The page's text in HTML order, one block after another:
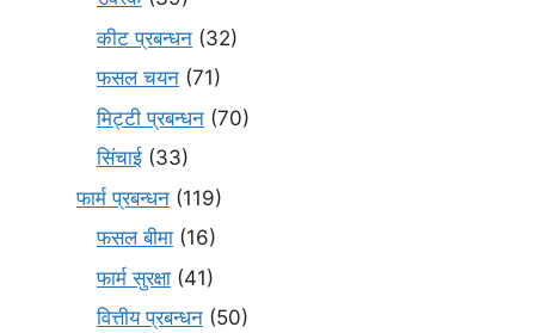
कीट प्रबन्धन (32)
फसल चयन (71)
मि‌ट्टी प्रबन्धन (70)
सिंचाई (33)
फार्म प्रबन्धन (119)
फसल बीमा (16)
फार्म सुरक्षा (41)
वित्तीय प्रबन्धन (50)